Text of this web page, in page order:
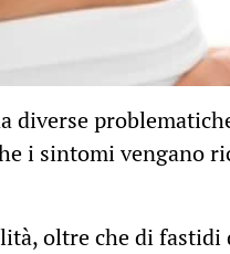
diverse
i sintomi vengano
oltre che di fastidi